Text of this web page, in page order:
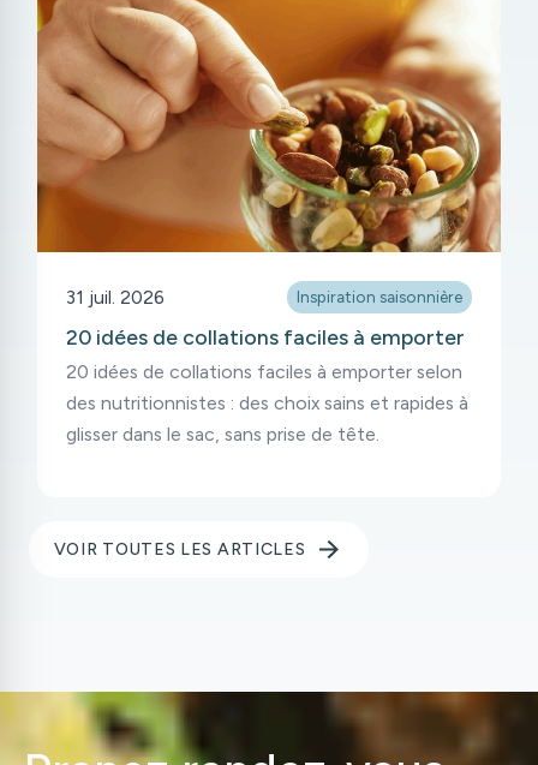
31 juil. 2026 Inspiration saisonnière
20 idées de collations faciles à emporter
20 idées de collations faciles à emporter selon
des nutritionnistes : des choix sains et rapides à
glisser dans le sac, sans prise de tête.
VOIR TOUTES LES ARTICLES